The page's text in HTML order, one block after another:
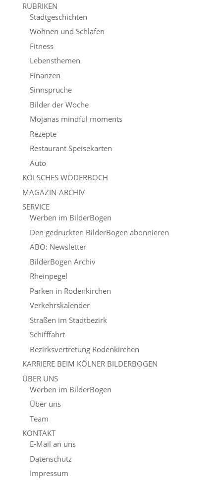
RUBRIKEN
Stadtgeschichten
Wohnen und Schlafen
Fitness
Lebensthemen
Finanzen
Sinnsprüche
Bilder der Woche
Mojanas mindful moments
Rezepte
Restaurant Speisekarten
Auto
KÖLSCHES WÖDERBOCH
MAGAZIN-ARCHIV
SERVICE
Werben im BilderBogen
Den gedruckten BilderBogen abonnieren
ABO: Newsletter
BilderBogen Archiv
Rheinpegel
Parken in Rodenkirchen
Verkehrskalender
Straßen im Stadtbezirk
Schifffahrt
Bezirksvertretung Rodenkirchen
KARRIERE BEIM KÖLNER BILDERBOGEN
ÜBER UNS
Werben im BilderBogen
Über uns
Team
KONTAKT
E-Mail an uns
Datenschutz
Impressum